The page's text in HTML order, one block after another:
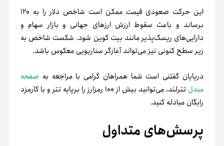
این حرکت صعودی قیمت ممکن است شاخص دلار را به ۱۲۰
برساند و باعث سقوط ارزش ارزهای جهانی و بازار سهام و
دارایی‌های ریسک‌پذیر مانند بیت کوین شود. شکست شاخص به
زیر سطح کنونی نیز می‌تواند آغازگر سناریویی معکوس باشد.
درپایان گفتنی است شما همراهان گرامی با مراجعه به صفحه
مبدل
تترلند، می‌توانید بیش از ۱۰۰ رمزارز را بر‌پایه تتر و با کارمزد
رایگان مبادله کنید.
پرسش‌های متداول